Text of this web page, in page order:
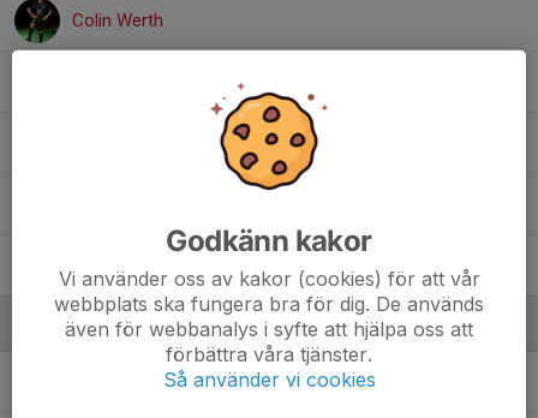
Colin Werth
Ledare
Christoffer GerumLedare
Godkänn kakor
Vi använder oss av kakor (cookies) för att vår
webbplats ska fungera bra för dig. De används
även för webbanalys i syfte att hjälpa oss att
förbättra våra tjänster.
Så använder vi cookies